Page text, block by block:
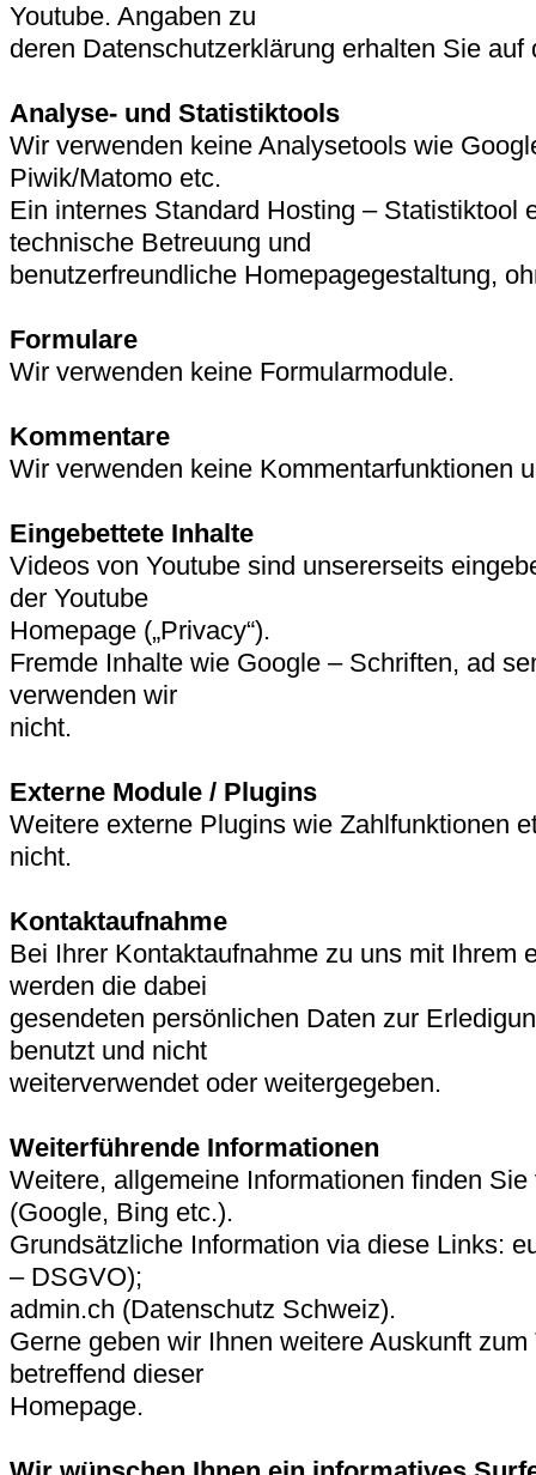
Youtube. Angaben zu
deren Datenschutzerklärung erhalten Sie auf
Analyse- und Statistiktools
Wir verwenden keine Analysetools wie
Piwik/Matomo etc.
Ein internes Standard Hosting – Statistiktool
technische Betreuung und
benutzerfreundliche Homepagegestaltung,
Formulare
Wir verwenden keine Formularmodule.
Kommentare
Wir verwenden keine Kommentarfunktionen
Eingebettete Inhalte
Videos von Youtube sind unsererseits
der Youtube
Homepage („Privacy“).
Fremde Inhalte wie Google – Schriften, ad
verwenden wir
nicht.
Externe Module / Plugins
Weitere externe Plugins wie Zahlfunktionen
nicht.
Kontaktaufnahme
Bei Ihrer Kontaktaufnahme zu uns mit Ihrem
werden die dabei
gesendeten persönlichen Daten zur
benutzt und nicht
weiterverwendet oder weitergegeben.
Weiterführende Informationen
Weitere, allgemeine Informationen finden
(Google, Bing etc.).
Grundsätzliche Information via diese Links:
– DSGVO);
admin.ch (Datenschutz Schweiz).
Gerne geben wir Ihnen weitere Auskunft
betreffend dieser
Homepage.